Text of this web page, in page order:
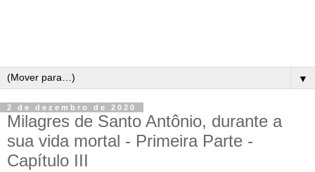
▼
2 de dezembro de 2020
Milagres de Santo Antônio, durante a
sua vida mortal - Primeira Parte -
Capítulo III